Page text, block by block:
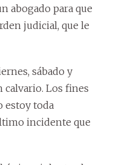
abogado para que
judicial, que le
sábado y
calvario. Los fines
estoy toda
incidente que